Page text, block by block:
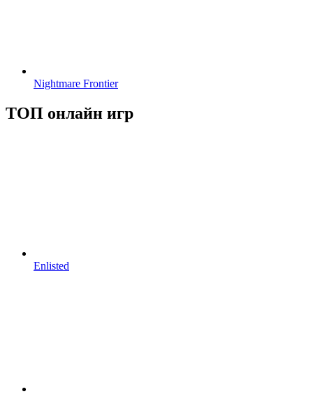
Nightmare Frontier
ТОП онлайн игр
Enlisted